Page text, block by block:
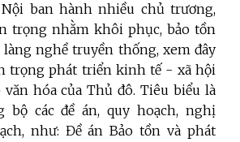
ban hành nhiều chủ trương,
trọng nhằm khôi phục, bảo tồn
làng nghề truyền thống, xem đây
trọng phát triển kinh tế - xã hội
hóa của Thủ đô. Tiêu biểu là
bộ các đề án, quy hoạch, nghị
như: Đề án Bảo tồn và phát